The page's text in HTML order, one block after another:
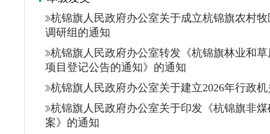
杭锦旗人民政府办公室关于成立杭锦旗农村
调研组的通知
杭锦旗人民政府办公室转发《杭锦旗林业和
项目登记公告的通知》的通知
杭锦旗人民政府办公室关于建立2026年行政
杭锦旗人民政府办公室关于印发《杭锦旗非
案》的通知